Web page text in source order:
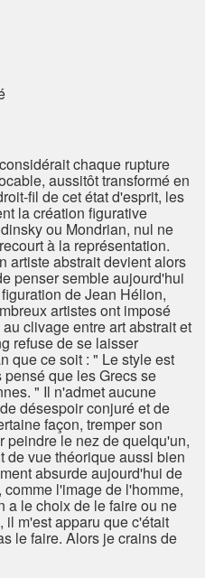
chaque rupture
aussitôt transformé en
fil de cet état d'esprit, les
la création figurative
ou Mondrian, nul ne
à la représentation.
artiste abstrait devient alors
penser semble aujourd'hui
de Jean Hélion,
artistes ont imposé
clivage entre art abstrait et
refuse de se laisser
que ce soit : " Le style est
que les Grecs se
" Il n'admet aucune
désespoir conjuré et de
façon, tremper son
peindre le nez de quelqu'un,
de vue théorique aussi bien
absurde aujourd'hui de
l'image de l'homme,
a le choix de le faire ou ne
il m'est apparu que c'était
le faire. Alors je crains de